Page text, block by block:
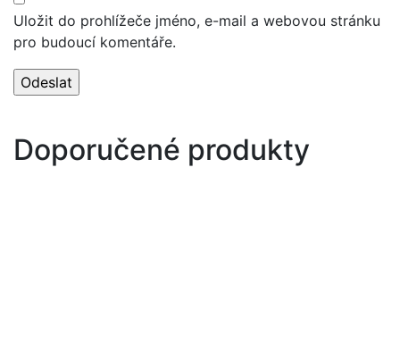
Uložit do prohlížeče jméno, e-mail a webovou stránku
pro budoucí komentáře.
Doporučené produkty